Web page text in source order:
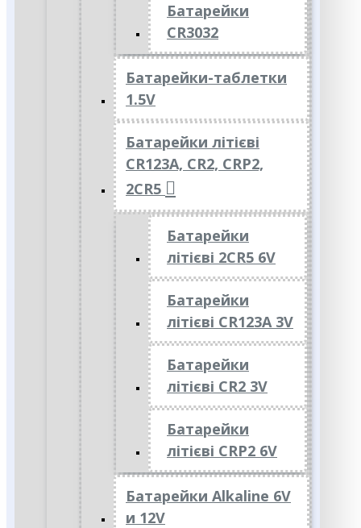
Батарейки
CR3032
Батарейки-таблетки
1.5V
Батарейки літієві
CR123A, CR2, CRP2,
2CR5
Батарейки
літієві 2CR5 6V
Батарейки
літієві CR123A 3V
Батарейки
літієві CR2 3V
Батарейки
літієві CRP2 6V
Батарейки Alkaline 6V
и 12V